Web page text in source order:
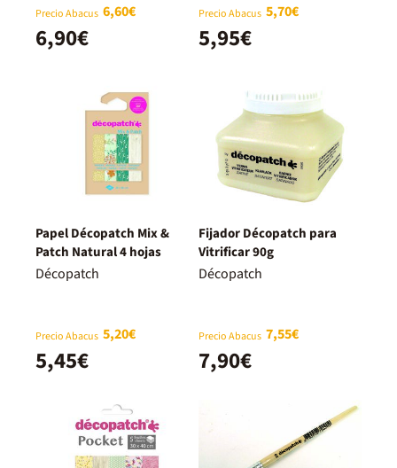
Precio Abacus 6,60€
6,90€
Precio Abacus 5,70€
5,95€
Papel Décopatch Mix &
Patch Natural 4 hojas
Décopatch
Precio Abacus 5,20€
5,45€
Fijador Décopatch para
Vitrificar 90g
Décopatch
Precio Abacus 7,55€
7,90€